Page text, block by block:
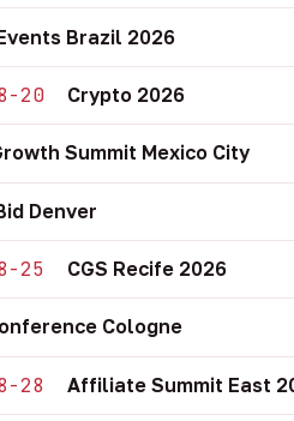
Brazil 2026
20 Crypto 2026
Summit Mexico City
Denver
25 CGS Recife 2026
Cologne
28 Affiliate Summit East